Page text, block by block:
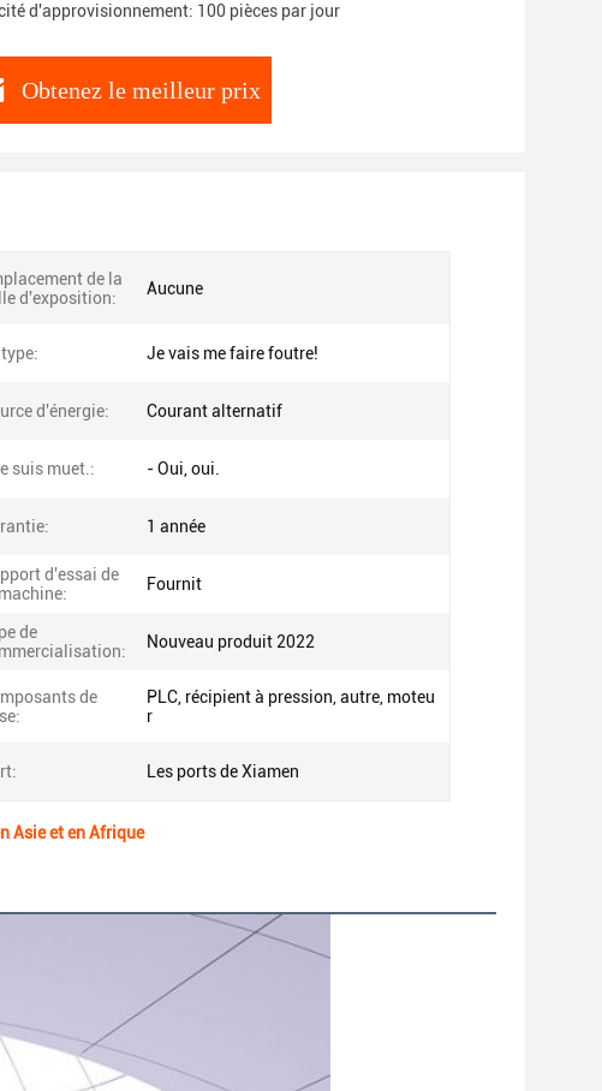
d'approvisionnement: 100 pièces par jour
Obtenez le meilleur prix
de la
d'exposition:
Aucune
type: Je vais me faire foutre!
d'énergie: Courant alternatif
suis muet.: - Oui, oui.
1 année
d'essai de
Fournit
de
Nouveau produit 2022
de
PLC, récipient à pression, autre, moteu
r
Les ports de Xiamen
Asie et en Afrique